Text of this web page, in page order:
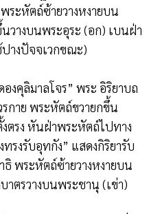
ระหัตถ์ซ้ายวางหงายบน
วางบนพระอุระ (อก) เบนฝ่า
างปัจจเวกขณะ)
งคุลิมาลโจร” พระ อิริยาบถ
กาย พระหัตถ์ขวายกขึ้น
ตรง หันฝ่าพระหัตถ์ไปทาง
รงรับอุทกัง” แสดงกิริยารับ
พระหัตถ์ซ้ายวางหงายบน
ตรวางบนพระชานุ (เข่า)